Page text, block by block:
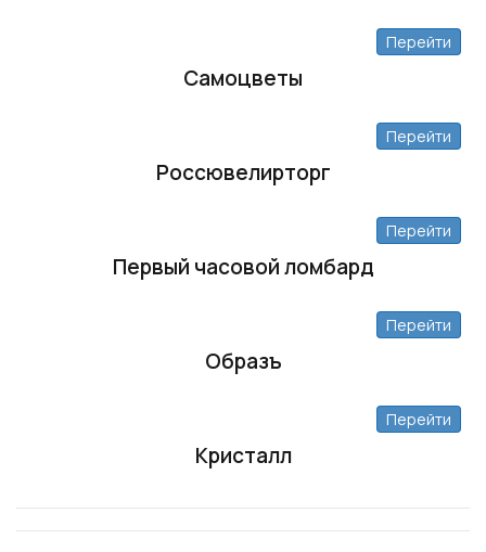
Самоцветы
Перейти
Россювелирторг
Перейти
Первый часовой ломбард
Перейти
Образъ
Перейти
Кристалл
Перейти